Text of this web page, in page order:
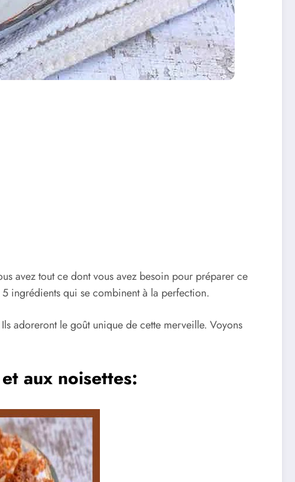
avez tout ce dont vous avez besoin pour préparer ce
ingrédients qui se combinent à la perfection.
adoreront le goût unique de cette merveille. Voyons
aux noisettes: